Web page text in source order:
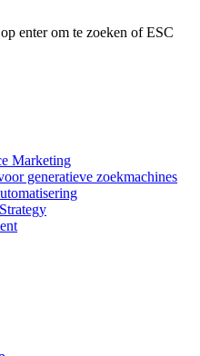
enter om te zoeken of ESC
Marketing
generatieve zoekmachines